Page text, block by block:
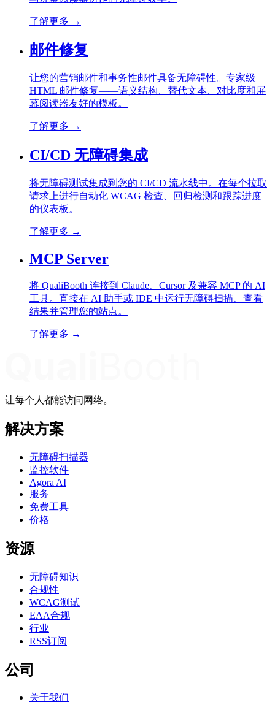
了解更多 →
邮件修复
让您的营销邮件和事务性邮件具备无障碍性。专家级
HTML 邮件修复——语义结构、替代文本、对比度和屏
幕阅读器友好的模板。
了解更多 →
CI/CD 无障碍集成
将无障碍测试集成到您的 CI/CD 流水线中。在每个拉取
请求上进行自动化 WCAG 检查、回归检测和跟踪进度
的仪表板。
了解更多 →
MCP Server
将 QualiBooth 连接到 Claude、Cursor 及兼容 MCP 的 AI
工具。直接在 AI 助手或 IDE 中运行无障碍扫描、查看
结果并管理您的站点。
了解更多 →
让每个人都能访问网络。
解决方案
无障碍扫描器
监控软件
Agora AI
服务
免费工具
价格
资源
无障碍知识
合规性
WCAG测试
EAA合规
行业
RSS订阅
公司
关于我们